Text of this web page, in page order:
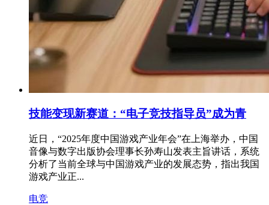
技能变现新赛道：“电子竞技指导员”成为青
近日，“2025年度中国游戏产业年会”在上海举办，中国
音像与数字出版协会理事长孙寿山发表主旨讲话，系统
分析了当前全球与中国游戏产业的发展态势，指出我国
游戏产业正...
电竞